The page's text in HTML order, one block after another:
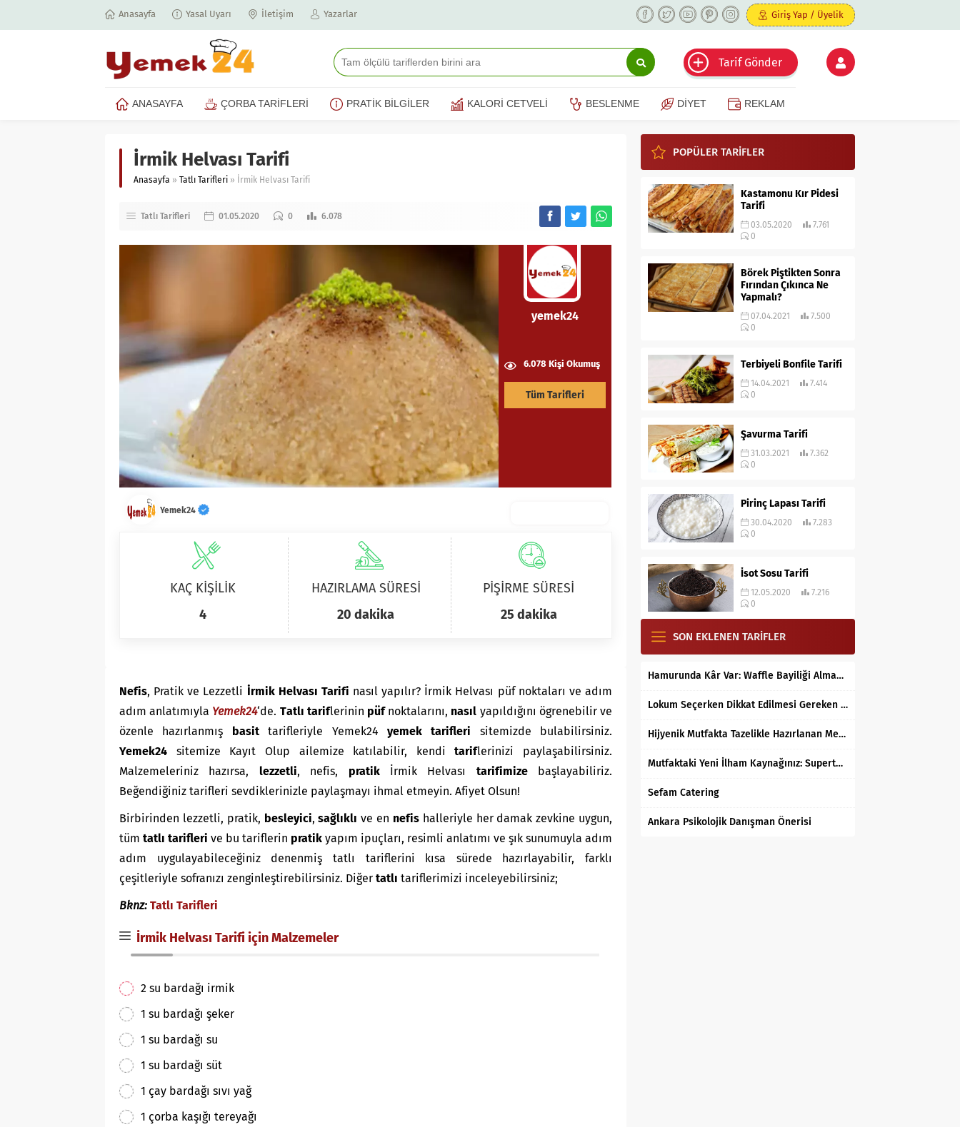
Anasayfa Yasal Uyarı İletişim Yazarlar Giriş Yap / Üyelik
Tarif Gönder
ANASAYFA ÇORBA TARİFLERİ PRATİK BİLGİLER KALORİ CETVELİ BESLENME DİYET REKLAM
İrmik Helvası Tarifi
Anasayfa » Tatlı Tarifleri » İrmik Helvası Tarifi
Tatlı Tarifleri 01.05.2020 0 6.078
yemek24
6.078 Kişi Okumuş
Tüm Tarifleri
Yemek24
KAÇ KİŞİLİK
4
HAZIRLAMA SÜRESİ
20 dakika
PİŞİRME SÜRESİ
25 dakika
Nefis, Pratik ve Lezzetli İrmik Helvası Tarifi nasıl yapılır? İrmik Helvası püf noktaları ve adım
adım anlatımıyla Yemek24‘de. Tatlı tariflerinin püfnoktalarını, nasıl yapıldığını ögrenebilir ve
özenle hazırlanmış basittarifleriyle Yemek24 yemek tarifleri sitemizde bulabilirsiniz.
Yemek24 sitemize Kayıt Olup ailemize katılabilir, kenditariflerinizi paylaşabilirsiniz.
Malzemeleriniz hazırsa, lezzetli, nefis, pratikİrmik Helvası tarifimizebaşlayabiliriz.
Beğendiğiniz tarifleri sevdiklerinizle paylaşmayı ihmal etmeyin. Afiyet Olsun!
Birbirinden lezzetli, pratik, besleyici,sağlıklı ve en nefishalleriyle her damak zevkine uygun,
tüm tatlı tarifleri ve bu tariflerin pratik yapım ipuçları, resimli anlatımı ve şık sunumuyla adım
adım uygulayabileceğiniz denenmiş tatlı tariflerini kısa sürede hazırlayabilir, farklı
çeşitleriyle sofranızı zenginleştirebilirsiniz. Diğer tatlı tariflerimizi inceleyebilirsiniz;
Bknz: Tatlı Tarifleri
İrmik Helvası Tarifi için Malzemeler
2 su bardağı irmik
1 su bardağı şeker
1 su bardağı su
1 su bardağı süt
1 çay bardağı sıvı yağ
1 çorba kaşığı tereyağı
POPÜLER TARİFLER
Kastamonu Kır Pidesi
Tarifi
03.05.2020
7.761
0
Börek Piştikten Sonra
Fırından Çıkınca Ne
Yapmalı?
07.04.2021
7.500
0
Terbiyeli Bonfile Tarifi
14.04.2021
7.414
0
Şavurma Tarifi
31.03.2021
7.362
0
Pirinç Lapası Tarifi
30.04.2020
7.283
0
İsot Sosu Tarifi
12.05.2020
7.216
0
SON EKLENEN TARİFLER
Hamurunda Kâr Var: Waffle Bayiliği Almak Mantıklı mı?
Lokum Seçerken Dikkat Edilmesi Gereken 7 Temel Kriter
Hijyenik Mutfakta Tazelikle Hazırlanan Mersin Tantunisi
Mutfaktaki Yeni İlham Kaynağınız: Supertarifler.com ile Tanışın
Sefam Catering
Ankara Psikolojik Danışman Önerisi